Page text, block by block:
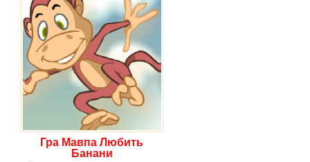
Гра Мавпа Любить
Банани